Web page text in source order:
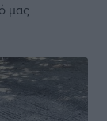
μας